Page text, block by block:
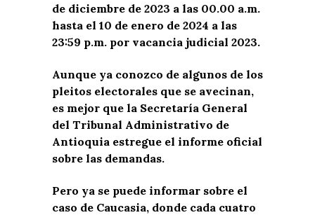
de diciembre de 2023 a las 00.00 a.m.
hasta el 10 de enero de 2024 a las
23:59 p.m. por vacancia judicial 2023.
Aunque ya conozco de algunos de los
pleitos electorales que se avecinan,
es mejor que la Secretaría General
del Tribunal Administrativo de
Antioquia estregue el informe oficial
sobre las demandas.
Pero ya se puede informar sobre el
caso de Caucasia, donde cada cuatro